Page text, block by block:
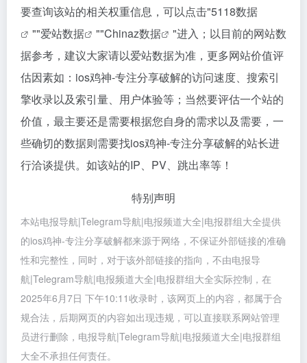
要查询该站的相关权重信息，可以点击"5118数据
""爱站数据 ""Chinaz数据
"进入；以目前的网站数
据参考，建议大家请以爱站数据为准，更多网站价值评
估因素如：ios鸡神-专注分享破解的访问速度、搜索引
擎收录以及索引量、用户体验等；当然要评估一个站的
价值，最主要还是需要根据您自身的需求以及需要，一
些确切的数据则需要找ios鸡神-专注分享破解的站长进
行洽谈提供。如该站的IP、PV、跳出率等！
特别声明
本站电报导航|Telegram导航|电报频道大全|电报群组大全提供
的ios鸡神-专注分享破解都来源于网络，不保证外部链接的准确
性和完整性，同时，对于该外部链接的指向，不由电报导
航|Telegram导航|电报频道大全|电报群组大全实际控制，在
2025年6月7日 下午10:11收录时，该网页上的内容，都属于合
规合法，后期网页的内容如出现违规，可以直接联系网站管理
员进行删除，电报导航|Telegram导航|电报频道大全|电报群组
大全不承担任何责任。